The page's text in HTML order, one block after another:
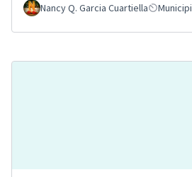
Nancy Q. Garcia Cuartiella Municipi